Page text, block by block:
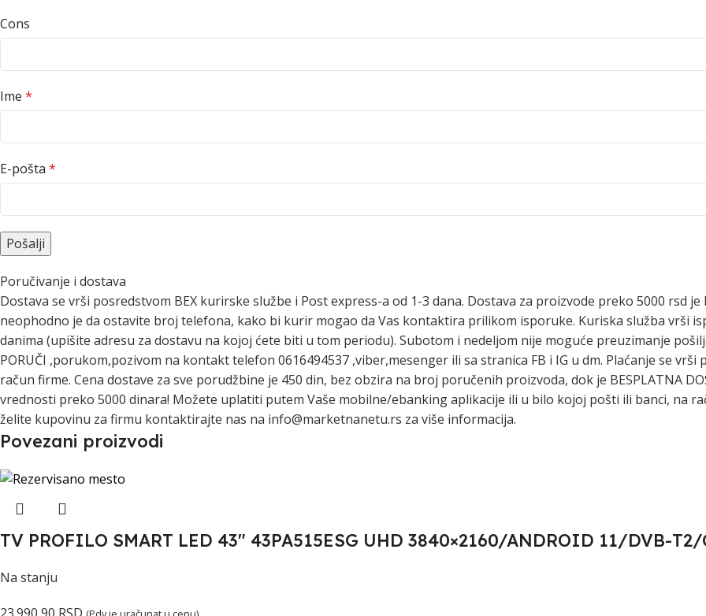
Cons
Ime *
E-pošta *
Poručivanje i dostava
Dostava se vrši posredstvom BEX kurirske službe i Post express-a od 1-3 dana. Dostava za proizvode preko 5000 rsd
neophodno je da ostavite broj telefona, kako bi kurir mogao da Vas kontaktira prilikom isporuke. Kuriska služba vrši
danima (upišite adresu za dostavu na kojoj ćete biti u tom periodu). Subotom i nedeljom nije moguće preuzimanje
PORUČI ,porukom,pozivom na kontakt telefon 0616494537 ,viber,mesenger ili sa stranica FB i IG u dm. Plaćanje se
račun firme. Cena dostave za sve porudžbine je 450 din, bez obzira na broj poručenih proizvoda, dok je BESPLATNA
vrednosti preko 5000 dinara! Možete uplatiti putem Vaše mobilne/ebanking aplikacije ili u bilo kojoj pošti ili banci, na
želite kupovinu za firmu kontaktirajte nas na info@marketnanetu.rs za više informacija.
Povezani proizvodi
TV PROFILO SMART LED 43″ 43PA515ESG UHD 3840×2160/ANDROID 11/DVB-
Na stanju